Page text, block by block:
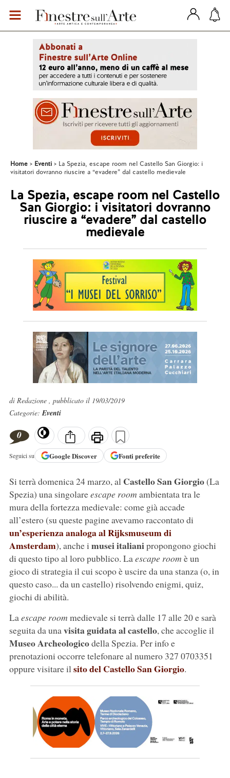
Home Eventi
La Spezia, escape room nel Castello San Giorgio: i
visitatori dovranno riuscire a “evadere” dal castello medievale
La Spezia, escape room nel Castello
San Giorgio: i visitatori dovranno
riuscire a “evadere” dal castello
medievale
di Redazione , pubblicato il 19/03/2019
Categorie:Eventi
0
Seguici su GoogleDiscover Fonti preferite
Si terrà domenica 24 marzo, al Castello San Giorgio(La
Spezia) una singolareescape room ambientata tra le
mura della fortezza medievale: come già accade
all’estero (su queste pagine avevamo raccontato di
un’esperienza analoga al Rijksmuseum di
Amsterdam), anche i musei italianipropongono giochi
di questo tipo al loro pubblico. Laescape room è un
gioco di strategia il cui scopo è uscire da una stanza (o, in
questo caso... da un castello) risolvendo enigmi, quiz,
giochi di abilità.
Laescape room medievale si terrà dalle 17 alle 20 e sarà
seguita da unavisita guidata al castello, che accoglie il
Museo Archeologicodella Spezia. Per info e
prenotazioni occorre telefonare al numero 327 0703351
oppure visitare ilsito del Castello San Giorgio.